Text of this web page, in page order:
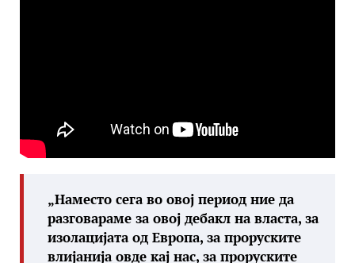
„Наместо сега во овој период ние да
разговараме за овој дебакл на власта, за
изолацијата од Европа, за проруските
влијанија овде кај нас, за проруските